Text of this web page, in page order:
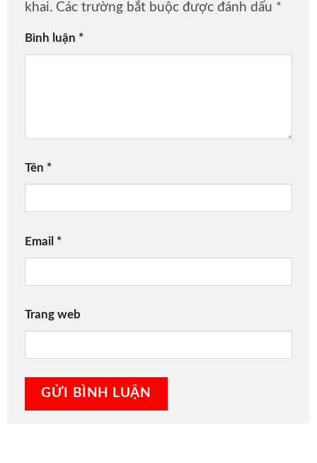
khai. Các trường bắt buộc được đánh dấu *
Bình luận *
Tên *
Email *
Trang web